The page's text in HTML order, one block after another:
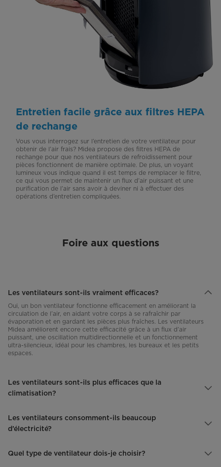
Entretien facile grâce aux filtres HEPA
de rechange
Vous vous interrogez sur l’entretien de votre ventilateur pour
obtenir de l’air frais? Midea propose des filtres HEPA de
rechange pour que nos ventilateurs de refroidissement pour
pièces fonctionnent de manière optimale. De plus, un voyant
lumineux vous indique quand il est temps de remplacer le filtre,
ce qui vous permet de maintenir un flux d’air puissant et une
purification de l’air sans avoir à deviner ni à effectuer des
opérations d’entretien compliquées.
Foire aux questions
Les ventilateurs sont-ils vraiment efficaces?
Oui, un bon ventilateur fonctionne efficacement en améliorant la
circulation de l’air, en aidant votre corps à se rafraîchir par
évaporation et en gardant les pièces plus fraîches. Les ventilateurs
Midea améliorent encore cette efficacité grâce à un flux d’air
puissant, une oscillation multidirectionnelle et un fonctionnement
ultra-silencieux, idéal pour les chambres, les bureaux et les petits
espaces.
Les ventilateurs sont-ils plus efficaces que la
climatisation?
Les ventilateurs consomment-ils beaucoup
d’électricité?
Quel type de ventilateur dois-je choisir?